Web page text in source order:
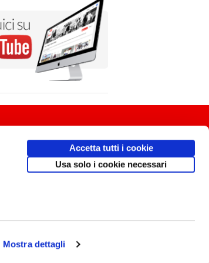
Mostra dettagli
Accetta tutti i cookie
Usa solo i cookie necessari
communication.it/ Mobile friendly